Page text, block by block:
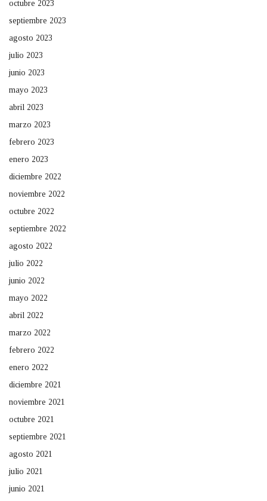
octubre 2023
septiembre 2023
agosto 2023
julio 2023
junio 2023
mayo 2023
abril 2023
marzo 2023
febrero 2023
enero 2023
diciembre 2022
noviembre 2022
octubre 2022
septiembre 2022
agosto 2022
julio 2022
junio 2022
mayo 2022
abril 2022
marzo 2022
febrero 2022
enero 2022
diciembre 2021
noviembre 2021
octubre 2021
septiembre 2021
agosto 2021
julio 2021
junio 2021